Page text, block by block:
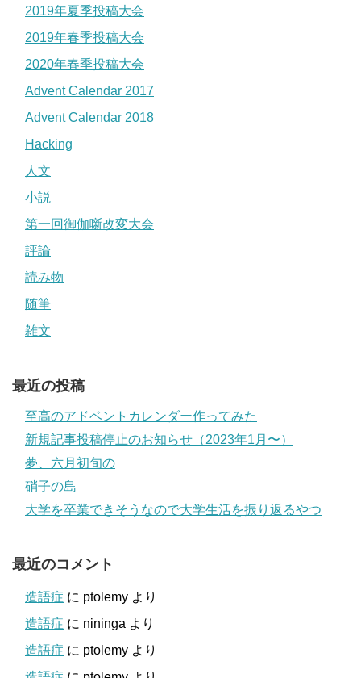
2019年夏季投稿大会
2019年春季投稿大会
2020年春季投稿大会
Advent Calendar 2017
Advent Calendar 2018
Hacking
人文
小説
第一回御伽噺改変大会
評論
読み物
随筆
雑文
最近の投稿
至高のアドベントカレンダー作ってみた
新規記事投稿停止のお知らせ（2023年1月〜）
夢、六月初旬の
硝子の島
大学を卒業できそうなので大学生活を振り返るやつ
最近のコメント
造語症 に ptolemy より
造語症 に nininga より
造語症 に ptolemy より